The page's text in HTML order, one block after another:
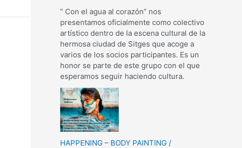
” Con el agua al corazón” nos
presentamos oficialmente como colectivo
artístico dentro de la escena cultural de la
hermosa ciudad de Sitges que acoge a
varios de los socios participantes. Es un
honor se parte de este grupo con el que
esperamos seguir haciendo cultura.
HAPPENING – BODY PAINTING /